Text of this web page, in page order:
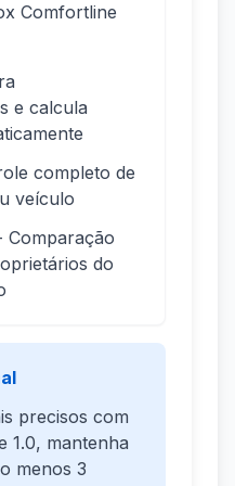
Comfortline
e calcula
completo de
veículo
Comparação
do
precisos com
1.0, mantenha
menos 3